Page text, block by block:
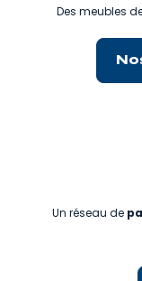
Des meubles
Un réseau de